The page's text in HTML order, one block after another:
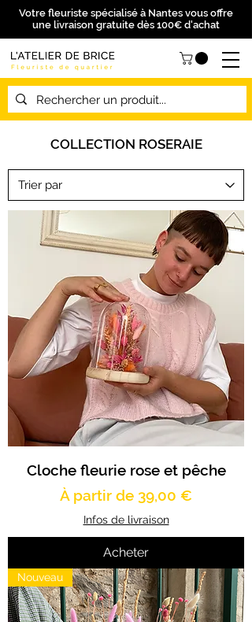
Votre fleuriste spécialisé à Nantes vous offre
une livraison gratuite dès 100€ d'achat
COLLECTION ROSERAIE
Cloche fleurie rose et pêche
À partir de 39,00 €
Prix promotionnel
Infos de livraison
Acheter
Nouveau